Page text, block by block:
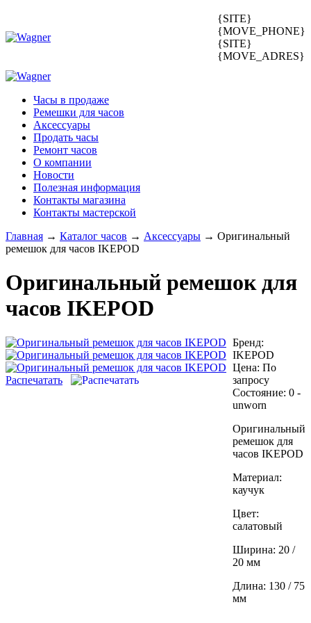
{SITE}
{MOVE_PHONE}
{SITE}
{MOVE_ADRES}
Часы в продаже
Ремешки для часов
Аксессуары
Продать часы
Ремонт часов
О компании
Новости
Полезная информация
Контакты магазина
Контакты мастерской
Главная → Каталог часов → Аксессуары → Оригинальный
ремешок для часов IKEPOD
Оригинальный ремешок для
часов IKEPOD
Распечатать
Бренд:
IKEPOD
Цена: По
запросу
Состояние: 0 -
unworn
Оригинальный
ремешок для
часов IKEPOD
Материал:
каучук
Цвет:
салатовый
Ширина: 20 /
20 мм
Длина: 130 / 75
мм